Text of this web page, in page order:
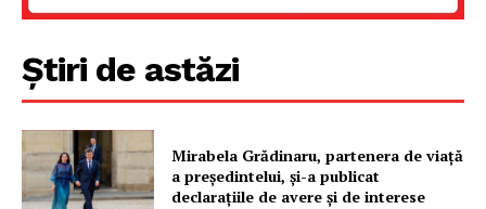
Știri de astăzi
Mirabela Grădinaru, partenera de viață
a președintelui, și-a publicat
declarațiile de avere și de interese